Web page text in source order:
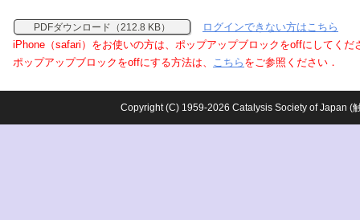
PDFダウンロード（212.8 KB）
ログインできない方はこちら
iPhone（safari）をお使いの方は、ポップアップブロックをoffにしてくだ
ポップアップブロックをoffにする方法は、 こちら をご参照ください．
Copyright (C) 1959-2026 Catalysis Society of Japan (